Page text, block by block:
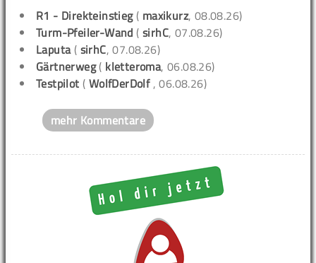
R1 - Direkteinstieg( maxikurz, 08.08.26)
Turm-Pfeiler-Wand (sirhC, 07.08.26)
Laputa( sirhC, 07.08.26)
Gärtnerweg( kletteroma, 06.08.26)
Testpilot ( WolfDerDolf , 06.08.26)
mehr Kommentare